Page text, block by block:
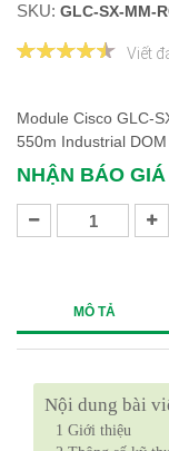
SKU: GLC-SX-MM-
Viết
Module Cisco GLC-
550m Industrial
NHẬN BÁO GIÁ
MÔ TẢ
Nội dung bài
1 Giới thiệu